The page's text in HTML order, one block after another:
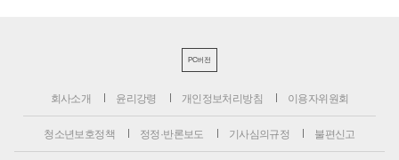
PC버전
회사소개 윤리강령 개인정보처리방침 이용자위원회
청소년보호정책 정정·반론보도 기사심의규정 불편신고